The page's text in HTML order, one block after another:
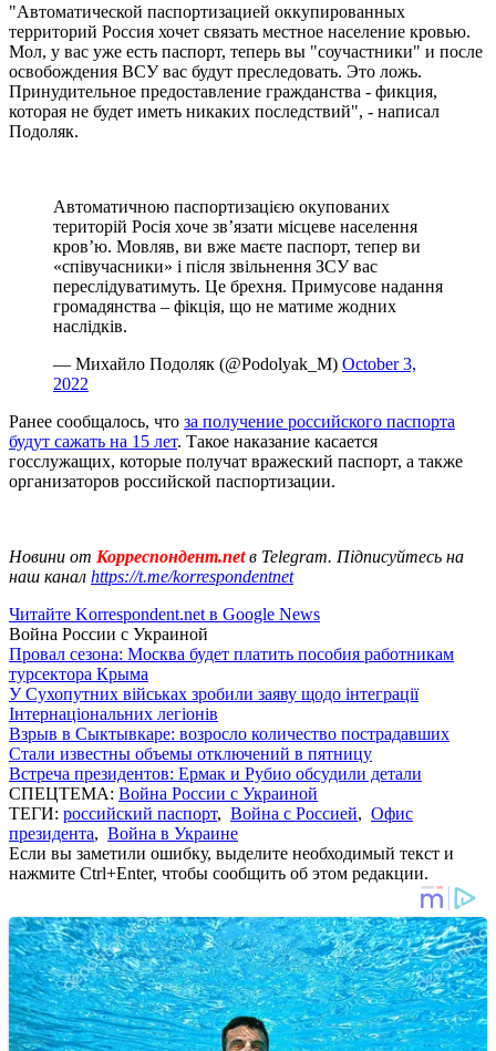
"Автоматической паспортизацией оккупированных
территорий Россия хочет связать местное население кровью.
Мол, у вас уже есть паспорт, теперь вы "соучастники" и после
освобождения ВСУ вас будут преследовать. Это ложь.
Принудительное предоставление гражданства - фикция,
которая не будет иметь никаких последствий", - написал
Подоляк.
Автоматичною паспортизацією окупованих
територій Росія хоче зв’язати місцеве населення
кров’ю. Мовляв, ви вже маєте паспорт, тепер ви
«співучасники» і після звільнення ЗСУ вас
переслідуватимуть. Це брехня. Примусове надання
громадянства – фікція, що не матиме жодних
наслідків.
— Михайло Подоляк (@Podolyak_M) October 3,
2022
Ранее сообщалось, что за получение российского паспорта
будут сажать на 15 лет. Такое наказание касается
госслужащих, которые получат вражеский паспорт, а также
организаторов российской паспортизации.
Новини от Корреспондент.netв Telegram. Підписуйтесь на
наш канал https://t.me/korrespondentnet
Читайте Korrespondent.net в Google News
Война России с Украиной
Провал сезона: Москва будет платить пособия работникам
турсектора Крыма
У Сухопутних військах зробили заяву щодо інтеграції
Інтернаціональних легіонів
Взрыв в Сыктывкаре: возросло количество пострадавших
Стали известны объемы отключений в пятницу
Встреча президентов: Ермак и Рубио обсудили детали
СПЕЦТЕМА: Война России с Украиной
ТЕГИ: российский паспорт, Война с Россией, Офис
президента, Война в Украине
Если вы заметили ошибку, выделите необходимый текст и
нажмите Ctrl+Enter, чтобы сообщить об этом редакции.